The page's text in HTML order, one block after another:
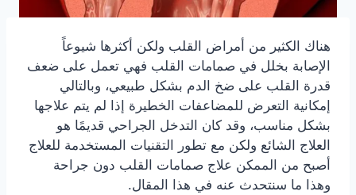
هناك الكثير من أمراض القلب ولكن أكثرها شيوعاً
الإصابة بخلل في صمامات القلب فهي تعمل على ضعف
قدرة القلب على ضخ الدم بشكل طبيعي، وبالتالي
إمكانية التعرض للمضاعفات الخطيرة إذا لم يتم علاجها
بشكل مناسب، وقد كان التدخل الجراحي قديمًا هو
العلاج الشائع ولكن مع تطور التقنيات المستخدمة للعلاج
أصبح من الممكن علاج صمامات القلب دون جراحة
وهذا ما سنتحدث عنه في هذا المقال.